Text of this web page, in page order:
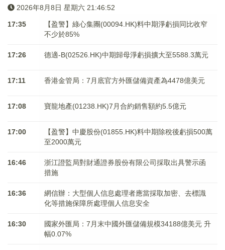
2026年8月8日 星期六 21:46:52
17:35
【盈警】綠心集團(00094.HK)料中期淨虧損同比收窄
不少於85%
17:26 德適-B(02526.HK)中期歸母淨虧損擴大至5588.3萬元
17:11 香港金管局：7月底官方外匯儲備資產為4478億美元
17:08 寶龍地產(01238.HK)7月合約銷售額約5.5億元
17:00
【盈警】中慶股份(01855.HK)料中期除稅後虧損500萬
至2000萬元
16:46
浙江證監局對財通證券股份有限公司採取出具警示函
措施
16:36
網信辦：大型個人信息處理者應當採取加密、去標識
化等措施保障所處理個人信息安全
16:30
國家外匯局：7月末中國外匯儲備規模34188億美元 升
幅0.07%